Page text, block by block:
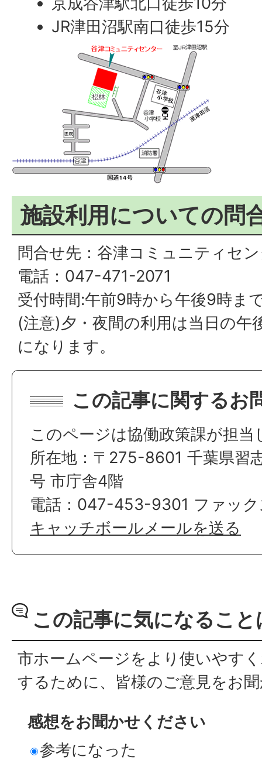
JR津田沼駅南口徒歩15分
施設利用についての問
問合せ先：谷津コミュニティセ
電話：047-471-2071
受付時間:午前9時から午後9時ま
(注意)夕・夜間の利用は当日の午
になります。
この記事に関するお
このページは協働政策課が担当
所在地：〒275-8601 千葉県習
号 市庁舎4階
電話：047-453-9301 ファッ
キャッチボールメールを送る
この記事に気になるこ
市ホームページをより使いやす
するために、皆様のご意見をお
感想をお聞かせください
参考になった